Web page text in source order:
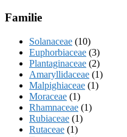
Familie
Solanaceae (10)
Euphorbiaceae (3)
Plantaginaceae (2)
Amaryllidaceae (1)
Malpighiaceae (1)
Moraceae (1)
Rhamnaceae (1)
Rubiaceae (1)
Rutaceae (1)